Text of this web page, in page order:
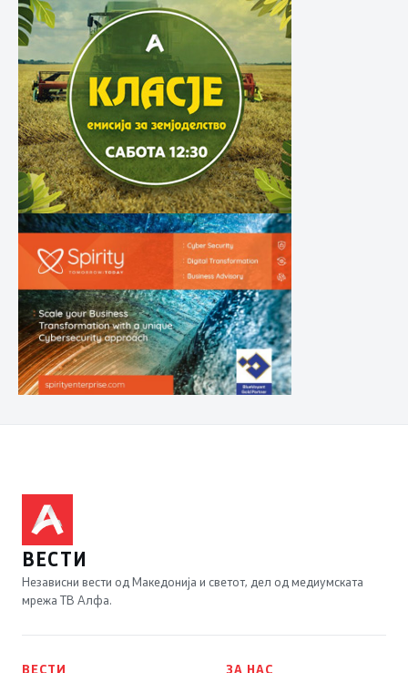
ВЕСТИ
Независни вести од Македонија и светот, дел од медиумската
мрежа ТВ Алфа.